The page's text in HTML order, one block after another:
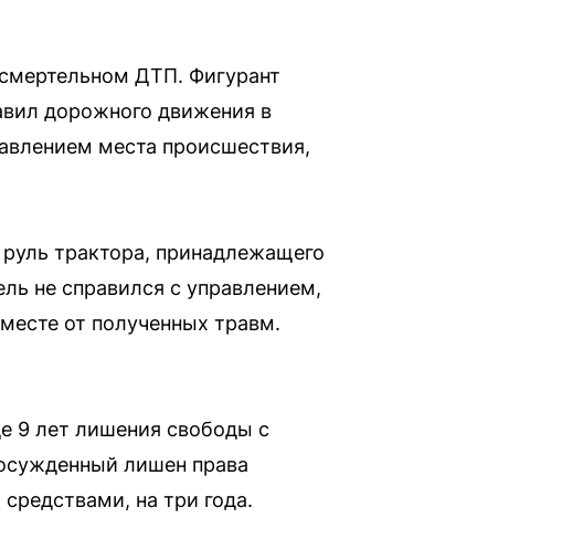
ДТП. Фигурант
дорожного движения в
места происшествия,
трактора, принадлежащего
не справился с управлением,
от полученных травм.
9 лет лишения свободы с
лишен права
на три года.